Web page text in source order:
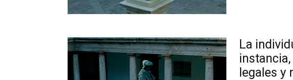
La
legales y